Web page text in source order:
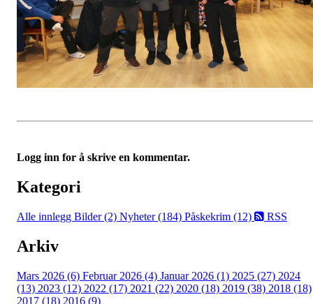
Logg inn for å skrive en kommentar.
Kategori
Alle innlegg Bilder (2) Nyheter (184) Påskekrim (12) RSS
Arkiv
Mars 2026 (6) Februar 2026 (4) Januar 2026 (1) 2025 (27) 2024
(13) 2023 (12) 2022 (17) 2021 (22) 2020 (18) 2019 (38) 2018 (18)
2017 (18) 2016 (9)